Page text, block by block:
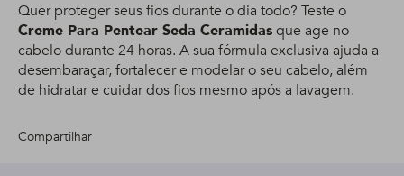
Quer proteger seus fios durante o dia todo? Teste o
Creme Para Pentear Seda Ceramidasque age no
cabelo durante 24 horas. A sua fórmula exclusiva ajuda a
desembaraçar, fortalecer e modelar o seu cabelo, além
de hidratar e cuidar dos fios mesmo após a lavagem.
Compartilhar